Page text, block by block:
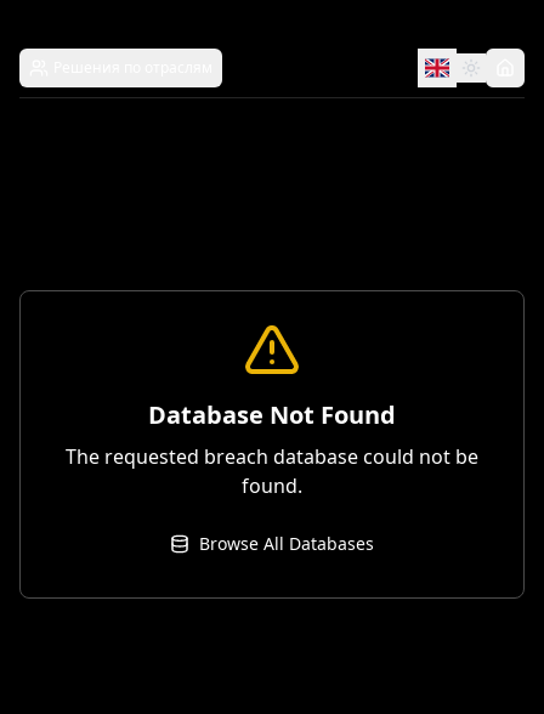
Database Not Found
The requested breach database could not be
found.
Browse All Databases